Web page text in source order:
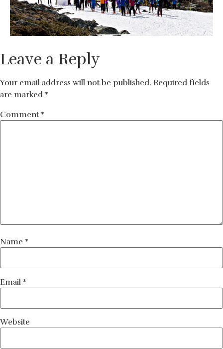
Leave a Reply
Your email address will not be published. Required fields
are marked *
Comment *
Name *
Email *
Website